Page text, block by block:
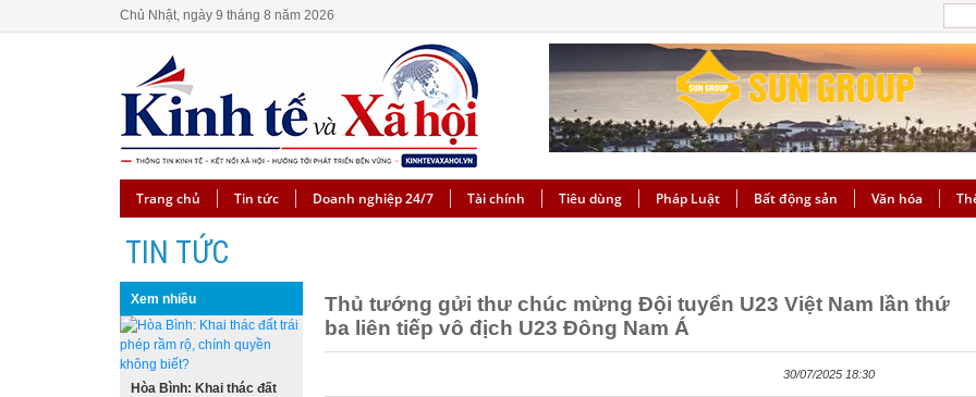
Chủ Nhật, ngày 9 tháng 8 năm 2026
Trang chủ Tin tức Doanh nghiệp 24/7 Tài chính Tiêu dùng Pháp Luật Bất động sản Văn hóa
TIN TỨC
Xem nhiều
Hòa Bình: Khai thác đất
Thủ tướng gửi thư chúc mừng Đội tuyển U23 Việt Nam lần thứ
ba liên tiếp vô địch U23 Đông Nam Á
30/07/2025 18:30